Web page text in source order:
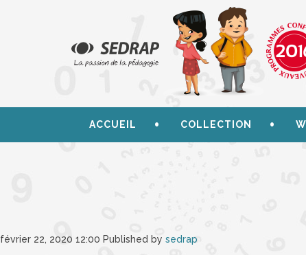
ACCUEIL COLLECTION
février 22, 2020 12:00 Published by sedrap